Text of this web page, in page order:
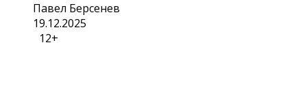
Павел Берсенев
19.12.2025
12+